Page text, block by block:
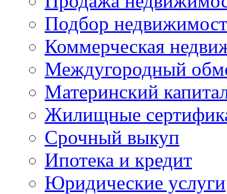
Подбор
Коммерческая
Междугородный
Материнский
Жилищные
Срочный выкуп
Ипотека и кредит
Юридические услуги